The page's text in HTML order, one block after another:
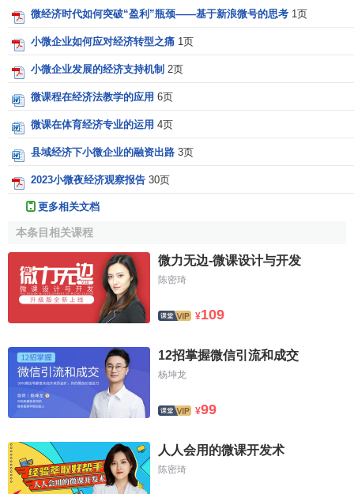
微经济时代如何突破“盈利”瓶颈——基于新浪微号的思考 1页
小微企业如何应对经济转型之痛 1页
小微企业发展的经济支持机制 2页
微课程在经济法教学的应用 6页
微课在体育经济专业的运用 4页
县域经济下小微企业的融资出路 3页
2023小微夜经济观察报告 30页
更多相关文档
本条目相关课程
微力无边-微课设计与开发
陈密琦
¥109
12招掌握微信引流和成交
杨坤龙
¥99
人人会用的微课开发术
陈密琦